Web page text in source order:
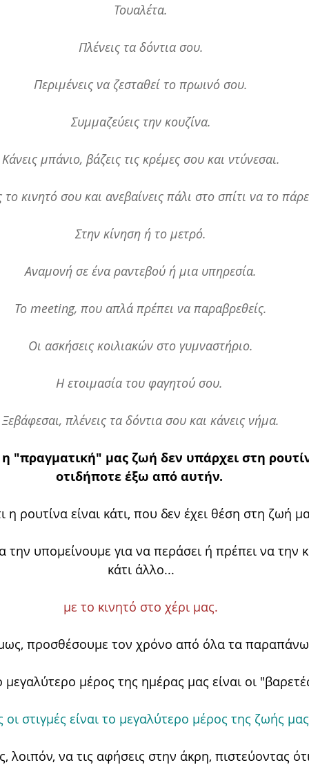
Τουαλέτα.
Πλένεις τα δόντια σου.
Περιμένεις να ζεσταθεί το πρωινό σου.
Συμμαζεύεις την κουζίνα.
Κάνεις μπάνιο, βάζεις τις κρέμες σου και ντύνεσαι.
το κινητό σου και ανεβαίνεις πάλι στο σπίτι να το
Στην κίνηση ή το μετρό.
Αναμονή σε ένα ραντεβού ή μια υπηρεσία.
Το meeting, που απλά πρέπει να παραβρεθείς.
Οι ασκήσεις κοιλιακών στο γυμναστήριο.
Η ετοιμασία του φαγητού σου.
Ξεβάφεσαι, πλένεις τα δόντια σου και κάνεις νήμα.
η "πραγματική" μας ζωή δεν υπάρχει στη
οτιδήποτε έξω από αυτήν.
η ρουτίνα είναι κάτι, που δεν έχει θέση στη ζωή
την υπομείνουμε για να περάσει ή πρέπει να
κάτι άλλο...
με το κινητό στο χέρι μας.
προσθέσουμε τον χρόνο από όλα τα
μεγαλύτερο μέρος της ημέρας μας είναι οι
οι στιγμές είναι το μεγαλύτερο μέρος της ζωής
λοιπόν, να τις αφήσεις στην άκρη, πιστεύοντας